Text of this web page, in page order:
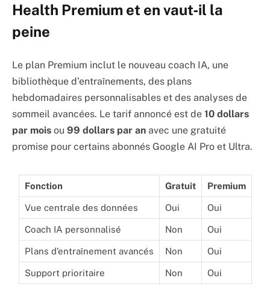
Health Premium et en vaut‑il la
peine
Le plan Premium inclut le nouveau coach IA, une
bibliothèque d’entraînements, des plans
hebdomadaires personnalisables et des analyses de
sommeil avancées. Le tarif annoncé est de 10 dollars
par mois ou 99 dollars par an avec une gratuité
promise pour certains abonnés Google AI Pro et Ultra.
Fonction Gratuit Premium
Vue centrale des données Oui Oui
Coach IA personnalisé Non Oui
Plans d’entraînement avancés Non Oui
Support prioritaire Non Oui